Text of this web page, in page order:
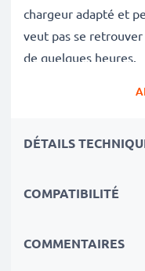
chargeur adapté et
veut pas se
de quelques heures.
Vous avez déjà
n'augmente pas ou
DÉTAILS
COMPATIBILITÉ
COMMENTAIRES